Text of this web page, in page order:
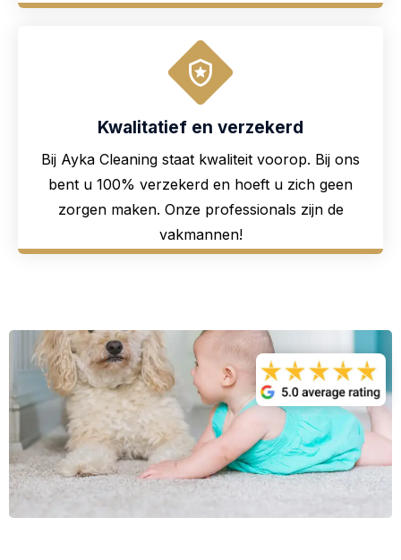
Kwalitatief en verzekerd
Bij Ayka Cleaning staat kwaliteit voorop. Bij ons
bent u 100% verzekerd en hoeft u zich geen
zorgen maken. Onze professionals zijn de
vakmannen!